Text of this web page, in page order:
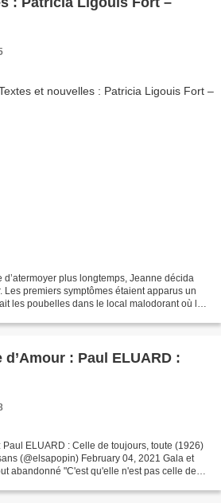
plus longtemps, Jeanne décida
Les premiers symptômes étaient apparus un
les poubelles dans le local malodorant où les
: Paul ELUARD :
Paul ELUARD : Celle de toujours, toute (1926)
(@elsapopin) February 04, 2021 Gala et
abandonné "C'est qu'elle n'est pas celle de